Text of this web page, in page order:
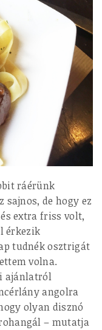
ráérünk
de hogy ez
extra friss volt,
érkezik
tudnék osztrigát
volna.
ajánlatról
angolra
olyan disznó
– mutatja